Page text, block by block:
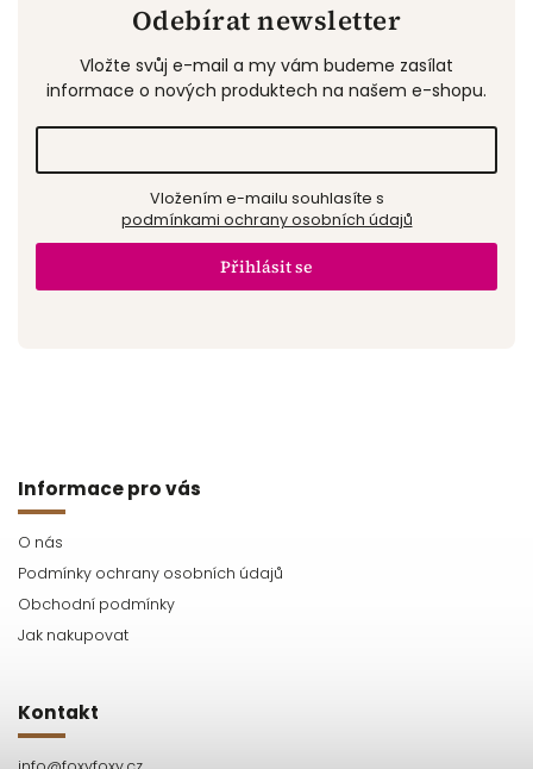
Odebírat newsletter
Vložte svůj e-mail a my vám budeme zasílat
informace o nových produktech na našem e-shopu.
podmínkami ochrany osobních údajů
Přihlásit se
Informace pro vás
O nás
Podmínky ochrany osobních údajů
Obchodní podmínky
Jak nakupovat
Kontakt